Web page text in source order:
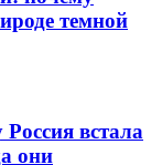
темной
встала
они